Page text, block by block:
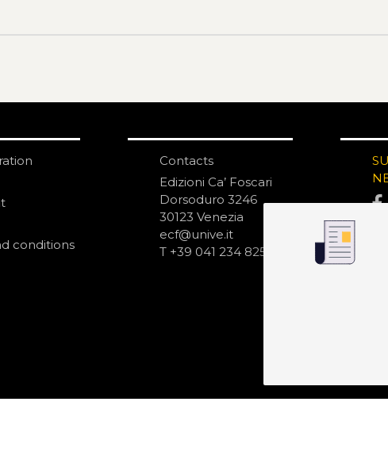
conditions
Contacts
Edizioni Ca’ Foscari
Dorsoduro 3246
30123 Venezia
ecf@unive.it
T +39 041 234 8250